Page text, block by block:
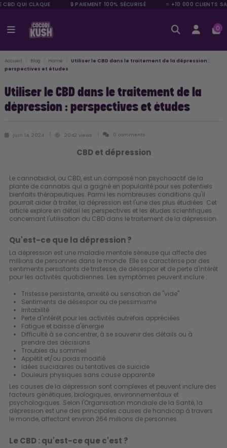
QUI CLAQUE 🔒 PAIEMENT 100% SÉCURISÉ ⭐ +10 000 CLIENTS
0
Accueil Blog Home
Utiliser le CBD dans le traitement de la dépression :
perspectives et études
Utiliser le CBD dans le traitement de la
dépression : perspectives et études
juin 14, 2024 2042 views 0 comments
CBD et dépression
Le cannabidiol, ou CBD, est un composé non psychoactif de la
plante de cannabis qui a gagné en popularité pour ses potentiels
bienfaits thérapeutiques. Parmi les nombreuses conditions qu'il
pourrait aider à traiter, la dépression est l'une des plus étudiées. Cet
article explore en détail les perspectives et les études scientifiques
concernant l'utilisation du CBD dans le traitement de la dépression.
Qu'est-ce que la dépression ?
La dépression est une maladie mentale sérieuse qui affecte des
millions de personnes dans le monde. Elle se caractérise par des
sentiments persistants de tristesse, de désespoir et de perte d'intérêt
pour les activités quotidiennes. Les symptômes peuvent inclure :
Tristesse persistante, anxiété ou sensation de "vide"
Sentiments de désespoir ou de pessimisme
Irritabilité
Perte d'intérêt pour les activités autrefois appréciées
Fatigue et baisse d'énergie
Difficulté à se concentrer, à se souvenir des détails ou à
prendre des décisions
Troubles du sommeil
Appétit et/ou poids modifié
Idées suicidaires ou tentatives de suicide
Douleurs physiques sans cause apparente
Les causes de la dépression sont complexes et peuvent inclure des
facteurs génétiques, biologiques, environnementaux et
psychologiques. Selon l'Organisation mondiale de la Santé, la
dépression est une des principales causes de handicap à travers
le monde, affectant environ 264 millions de personnes.
Le CBD : qu'est-ce que c'est ?